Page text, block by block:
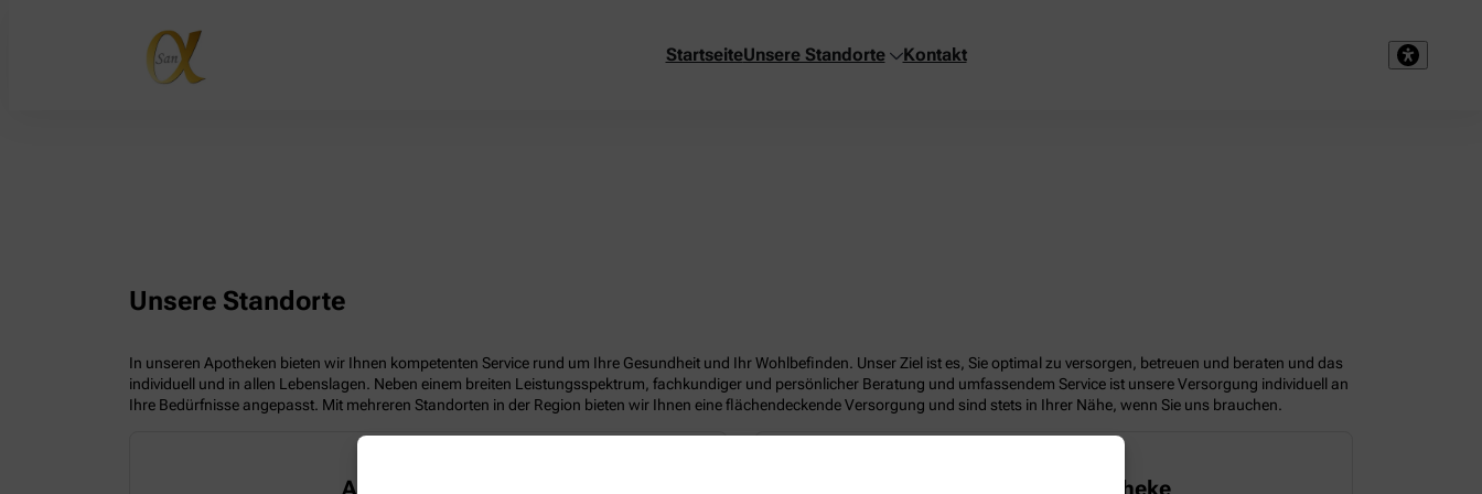
StartseiteUnsere Standorte Kontakt
Unsere Standorte
In unseren Apotheken bieten wir Ihnen kompetenten Service rund um Ihre Gesundheit und Ihr Wohlbefinden. Unser Ziel ist es, Sie optimal zu versorgen, betreuen und beraten und das
individuell und in allen Lebenslagen. Neben einem breiten Leistungsspektrum, fachkundiger und persönlicher Beratung und umfassendem Service ist unsere Versorgung individuell an
Ihre Bedürfnisse angepasst. Mit mehreren Standorten in der Region bieten wir Ihnen eine flächendeckende Versorgung und sind stets in Ihrer Nähe, wenn Sie uns brauchen.